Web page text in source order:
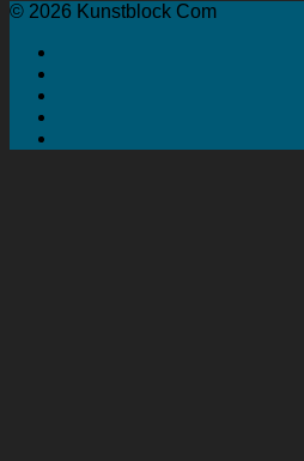
© 2026 Kunstblock Com